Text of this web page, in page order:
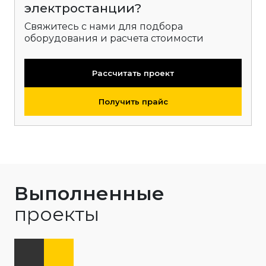
электростанции?
Свяжитесь с нами для подбора
оборудования и расчета стоимости
Рассчитать проект
Получить прайс
Выполненные
проекты